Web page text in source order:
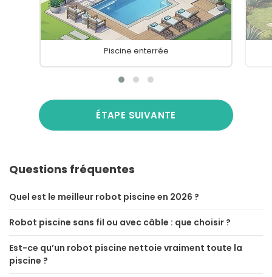
Piscine enterrée
ÉTAPE SUIVANTE
Questions fréquentes
Quel est le meilleur robot piscine en 2026 ?
Robot piscine sans fil ou avec câble : que choisir ?
Est-ce qu’un robot piscine nettoie vraiment toute la
piscine ?